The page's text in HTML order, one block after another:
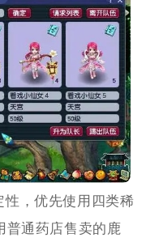
性，优先使用四类稀
普通药店售卖的鹿